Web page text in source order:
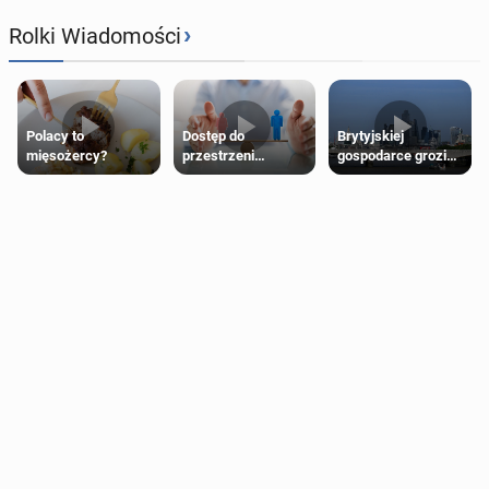
Rolki Wiadomości›
Polacy to
mięsożercy?
Dostęp do
przestrzeni
przeznaczonych
Brytyjskiej
gospodarce grozi
recesja, jeśli